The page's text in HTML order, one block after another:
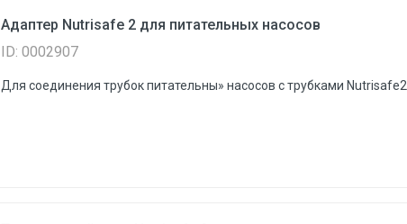
Адаптер Nutrisafe 2 для питательных насосов
ID: 0002907
Для соединения трубок питательны» насосов с трубками Nutrisafe2.